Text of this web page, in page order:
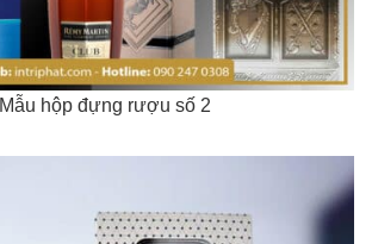
Mẫu hộp đựng rượu số 2